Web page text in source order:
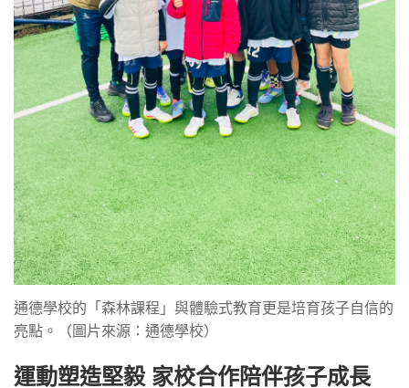
通德學校的「森林課程」與體驗式教育更是培育孩子自信的
亮點。（圖片來源：通德學校）
運動塑造堅毅 家校合作陪伴孩子成長